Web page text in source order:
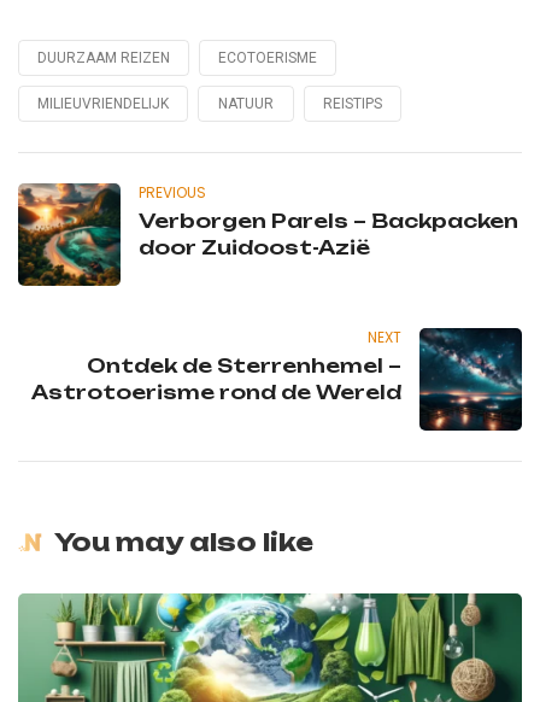
Tagged
with
DUURZAAM REIZEN ECOTOERISME
MILIEUVRIENDELIJK NATUUR REISTIPS
PREVIOUS
Verborgen Parels – Backpacken
door Zuidoost-Azië
NEXT
Ontdek de Sterrenhemel –
Astrotoerisme rond de Wereld
You may also like